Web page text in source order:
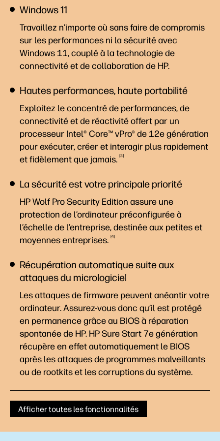
Windows 11
Travaillez n’importe où sans faire de compromis
sur les performances ni la sécurité avec
Windows 11, couplé à la technologie de
connectivité et de collaboration de HP.
Hautes performances, haute portabilité
Exploitez le concentré de performances, de
connectivité et de réactivité offert par un
processeur Intel® Core™ vPro® de 12e génération
pour exécuter, créer et interagir plus rapidement
et fidèlement que jamais. 3
La sécurité est votre principale priorité
HP Wolf Pro Security Edition assure une
protection de l’ordinateur préconfigurée à
l’échelle de l’entreprise, destinée aux petites et
moyennesentreprises. 4
Récupération automatique suite aux
attaques du micrologiciel
Les attaques de firmware peuvent anéantir votre
ordinateur. Assurez-vous donc qu’il est protégé
en permanence grâce au BIOS à réparation
spontanée de HP. HP Sure Start 7e génération
récupère en effet automatiquement le BIOS
après les attaques de programmes malveillants
ou de rootkits et les corruptions du système.
Afficher toutes les fonctionnalités